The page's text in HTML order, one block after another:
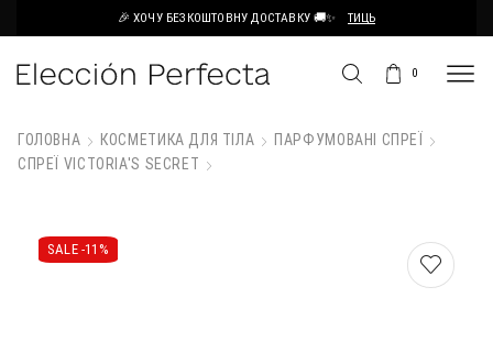
🎉 ХОЧУ БЕЗКОШТОВНУ ДОСТАВКУ 🚚✨ ТИЦЬ
0
ГОЛОВНА КОСМЕТИКА ДЛЯ ТІЛА
ПАРФУМОВАНІ СПРЕЇ
СПРЕЇ VICTORIA'S SECRET
SALE -11%